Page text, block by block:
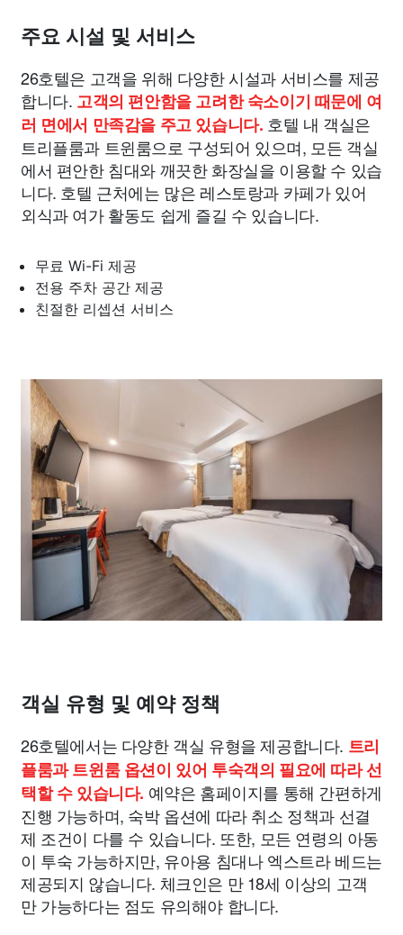
주요 시설 및 서비스
26호텔은 고객을 위해 다양한 시설과 서비스를 제공
합니다. 고객의 편안함을 고려한 숙소이기 때문에 여
러 면에서 만족감을 주고 있습니다. 호텔 내 객실은
트리플룸과 트윈룸으로 구성되어 있으며, 모든 객실
에서 편안한 침대와 깨끗한 화장실을 이용할 수 있습
니다. 호텔 근처에는 많은 레스토랑과 카페가 있어
외식과 여가 활동도 쉽게 즐길 수 있습니다.
무료 Wi-Fi 제공
전용 주차 공간 제공
친절한 리셉션 서비스
객실 유형 및 예약 정책
26호텔에서는 다양한 객실 유형을 제공합니다. 트리
플룸과 트윈룸 옵션이 있어 투숙객의 필요에 따라 선
택할 수 있습니다. 예약은 홈페이지를 통해 간편하게
진행 가능하며, 숙박 옵션에 따라 취소 정책과 선결
제 조건이 다를 수 있습니다. 또한, 모든 연령의 아동
이 투숙 가능하지만, 유아용 침대나 엑스트라 베드는
제공되지 않습니다. 체크인은 만 18세 이상의 고객
만 가능하다는 점도 유의해야 합니다.